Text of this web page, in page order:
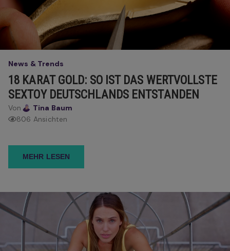
News & Trends
18 KARAT GOLD: SO IST DAS WERTVOLLSTE
SEXTOY DEUTSCHLANDS ENTSTANDEN
Von
Tina Baum
806 Ansichten
MEHR LESEN